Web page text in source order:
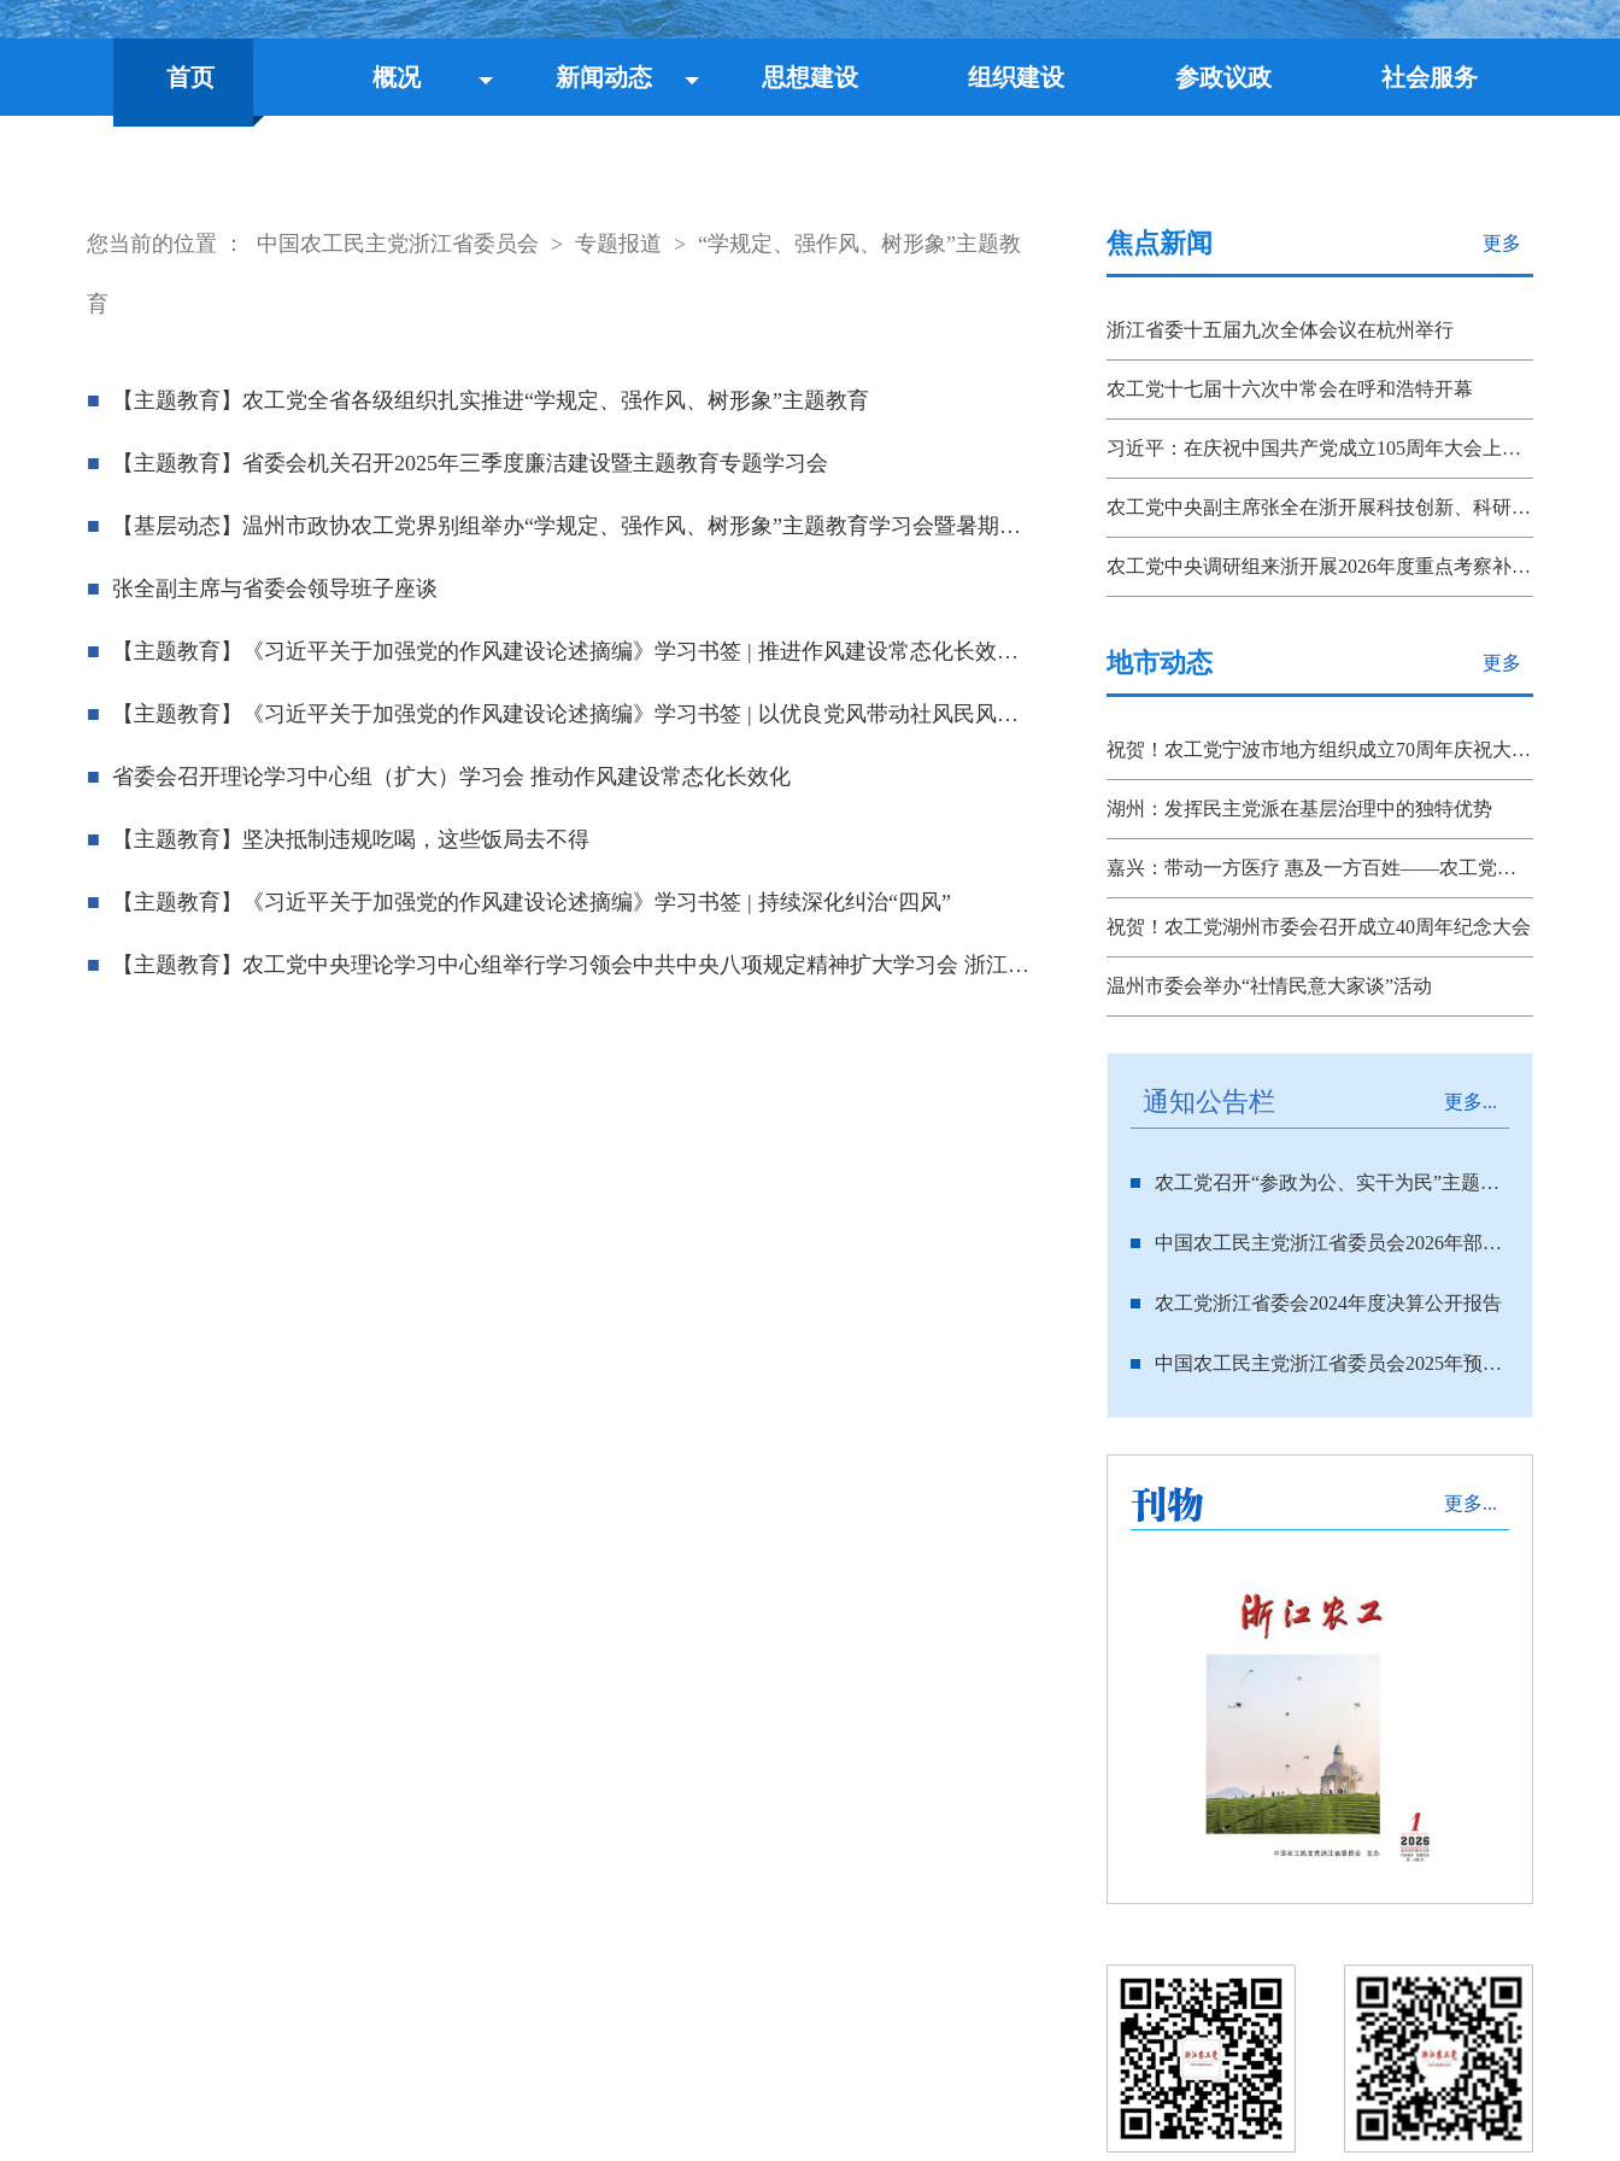
首页 概况 新闻动态 思想建设 组织建设 参政议政 社会服务
您当前的位置 ： 中国农工民主党浙江省委员会 > 专题报道 > “学规定、强作风、树形象”主题教
育
【主题教育】农工党全省各级组织扎实推进“学规定、强作风、树形象”主题教育
【主题教育】省委会机关召开2025年三季度廉洁建设暨主题教育专题学习会
【基层动态】温州市政协农工党界别组举办“学规定、强作风、树形象”主题教育学习会暨暑期读书会
张全副主席与省委会领导班子座谈
【主题教育】《习近平关于加强党的作风建设论述摘编》学习书签 | 推进作风建设常态化长效化
【主题教育】《习近平关于加强党的作风建设论述摘编》学习书签 | 以优良党风带动社风民风向上向善
省委会召开理论学习中心组（扩大）学习会 推动作风建设常态化长效化
【主题教育】坚决抵制违规吃喝，这些饭局去不得
【主题教育】《习近平关于加强党的作风建设论述摘编》学习书签 | 持续深化纠治“四风”
【主题教育】农工党中央理论学习中心组举行学习领会中共中央八项规定精神扩大学习会 浙江设分会场
更多
焦点新闻
浙江省委十五届九次全体会议在杭州举行
农工党十七届十六次中常会在呼和浩特开幕
习近平：在庆祝中国共产党成立105周年大会上的讲话
农工党中央副主席张全在浙开展科技创新、科研成果转化机制调研
农工党中央调研组来浙开展2026年度重点考察补充调研
更多
地市动态
祝贺！农工党宁波市地方组织成立70周年庆祝大会召开
湖州：发挥民主党派在基层治理中的独特优势
嘉兴：带动一方医疗 惠及一方百姓——农工党省、市、县三级组织联动助推嘉善“双示范”建设
祝贺！农工党湖州市委会召开成立40周年纪念大会
温州市委会举办“社情民意大家谈”活动
更多...
通知公告栏
农工党召开“参政为公、实干为民”主题教育动员部署会 浙江设分会场
中国农工民主党浙江省委员会2026年部门预算
农工党浙江省委会2024年度决算公开报告
中国农工民主党浙江省委员会2025年预算公开
更多...